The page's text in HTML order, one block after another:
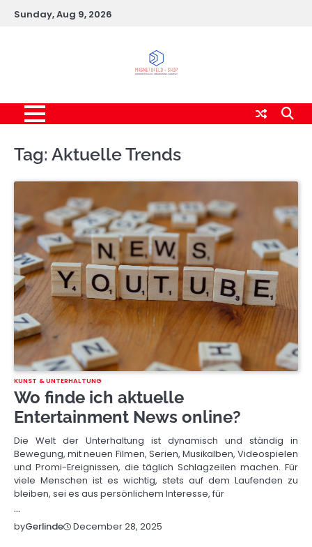
SkipSunday, Aug 9, 2026
Tag: Aktuelle Trends
KUNST & UNTERHALTUNG
Wo finde ich aktuelle
Entertainment News online?
Die Welt der Unterhaltung ist dynamisch und ständig in
Bewegung, mit neuen Filmen, Serien, Musikalben, Videospielen
und Promi-Ereignissen, die täglich Schlagzeilen machen. Für
viele Menschen ist es wichtig, stets auf dem Laufenden zu
bleiben, sei es aus persönlichem Interesse, für
…
byGerlinde December 28, 2025